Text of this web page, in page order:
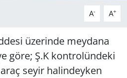
A- A+
üzerinde meydana
göre; Ş.K kontrolündeki
seyir halindeyken